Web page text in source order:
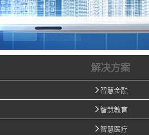
解决方案
智慧金融
智慧教育
智慧医疗